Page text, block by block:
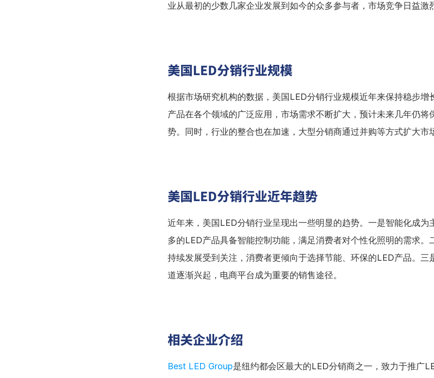
业从最初的少数几家企业发展到如今的众多参与者，市场竞争日益激
美国LED分销行业规模
根据市场研究机构的数据，美国LED分销行业规模近年来保持稳步增
产品在各个领域的广泛应用，市场需求不断扩大，预计未来几年仍将
势。同时，行业的整合也在加速，大型分销商通过并购等方式扩大市
美国LED分销行业近年趋势
近年来，美国LED分销行业呈现出一些明显的趋势。一是智能化成为
多的LED产品具备智能控制功能，满足消费者对个性化照明的需求。
持续发展受到关注，消费者更倾向于选择节能、环保的LED产品。三
道逐渐兴起，电商平台成为重要的销售途径。
相关企业介绍
Best LED Group是纽约都会区最大的LED分销商之一，致力于推广